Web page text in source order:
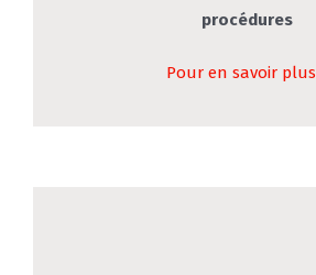
procédures
Pour en savoir plus